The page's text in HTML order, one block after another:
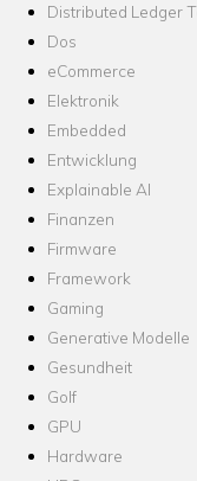
Distributed Ledger
Dos
eCommerce
Elektronik
Embedded
Entwicklung
Explainable AI
Finanzen
Firmware
Framework
Gaming
Generative Modelle
Gesundheit
Golf
GPU
Hardware